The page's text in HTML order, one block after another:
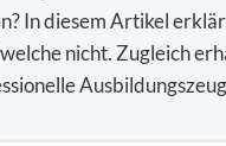
In diesem Artikel
nicht. Zugleich